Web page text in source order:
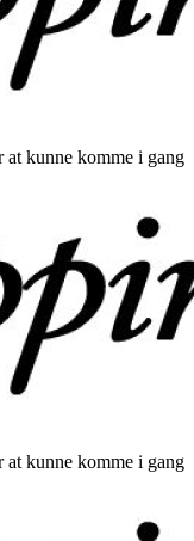
kunne komme i gang
kunne komme i gang